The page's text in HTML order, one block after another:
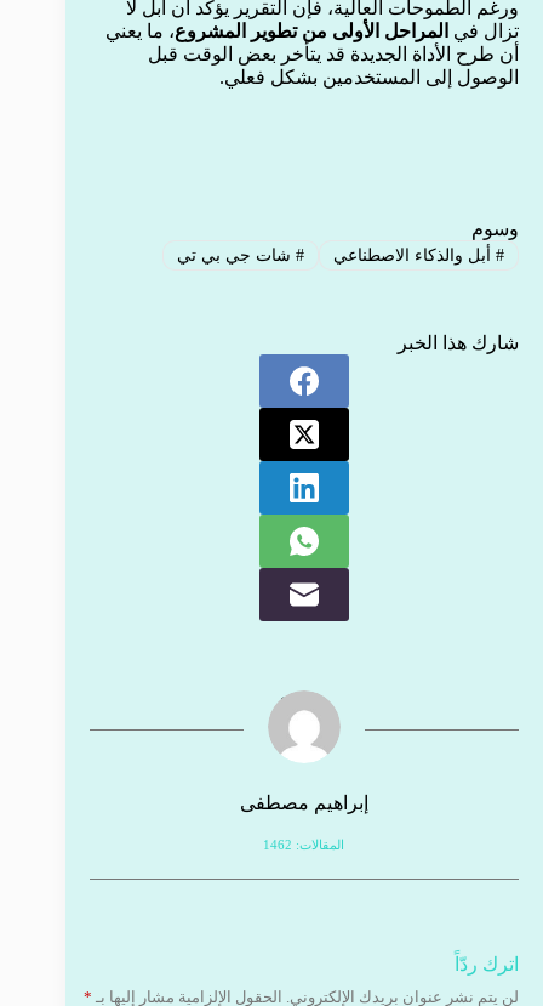
ورغم الطموحات العالية، فإن التقرير يؤكد أن آبل لا
تزال في المراحل الأولى من تطوير المشروع، ما يعني
أن طرح الأداة الجديدة قد يتأخر بعض الوقت قبل
الوصول إلى المستخدمين بشكل فعلي.
وسوم
#أبل والذكاء الاصطناعي #شات جي بي تي
شارك هذا الخبر
إبراهيم مصطفى
المقالات: 1462
اترك ردّاً
لن يتم نشر عنوان بريدك الإلكتروني. الحقول الإلزامية مشار إليها بـ *